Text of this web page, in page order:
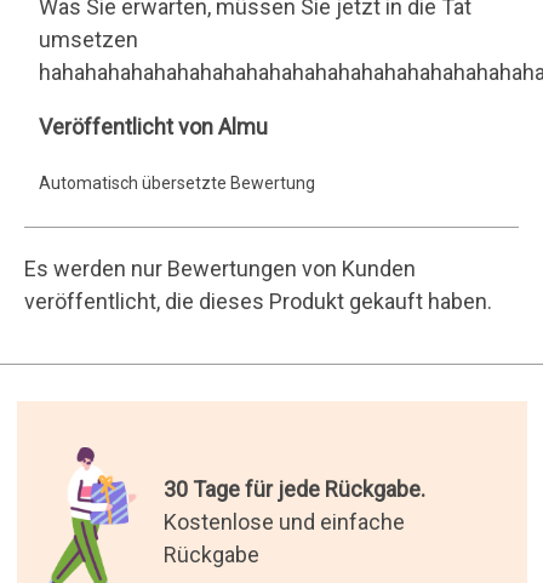
Was Sie erwarten, müssen Sie jetzt in die Tat
umsetzen
Almu
Veröffentlicht von Almu
Automatisch übersetzte Bewertung
Es werden nur Bewertungen von Kunden
veröffentlicht, die dieses Produkt gekauft haben.
30 Tage für jede Rückgabe.
Kostenlose und einfache
Rückgabe